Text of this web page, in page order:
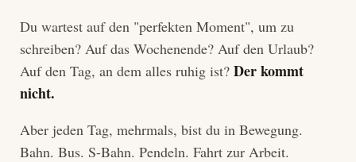
Du wartest auf den "perfekten Moment", um zu
schreiben? Auf das Wochenende? Auf den Urlaub?
Auf den Tag, an dem alles ruhig ist? Der kommt
nicht.
Aber jeden Tag, mehrmals, bist du in Bewegung.
Bahn. Bus. S-Bahn. Pendeln. Fahrt zur Arbeit.